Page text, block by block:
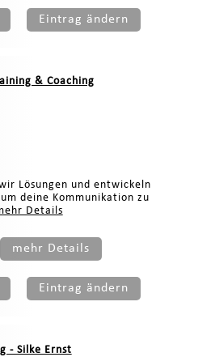
Eintrag ändern
& Coaching
Lösungen und entwickeln
deine Kommunikation zu
Details
mehr Details
Eintrag ändern
- Silke Ernst